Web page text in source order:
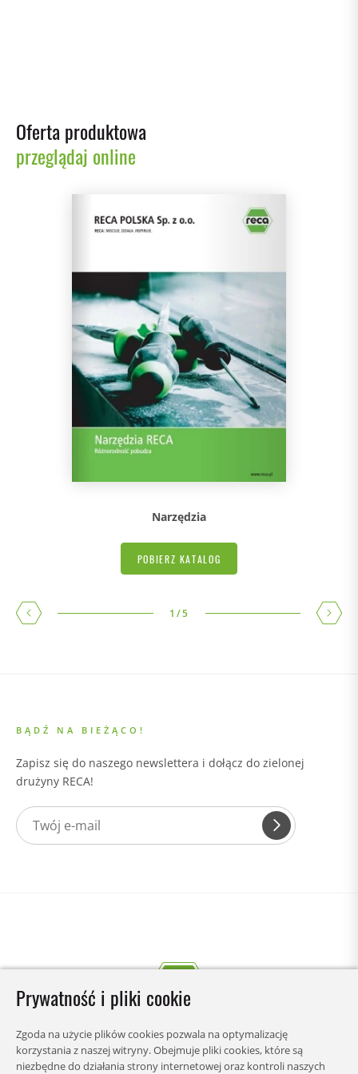
Oferta produktowa
przeglądaj online
Narzędzia
POBIERZ KATALOG
1 /5
BĄDŹ NA BIEŻĄCO!
Zapisz się do naszego newslettera i dołącz do zielonej
drużyny RECA!
Prywatność i pliki cookie
Zgoda na użycie plików cookies pozwala na optymalizację
korzystania z naszej witryny. Obejmuje pliki cookies, które są
niezbędne do działania strony internetowej oraz kontroli naszych